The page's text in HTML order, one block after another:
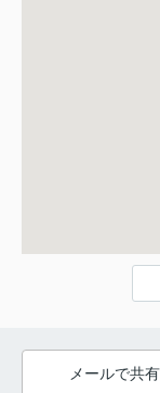
メールで共